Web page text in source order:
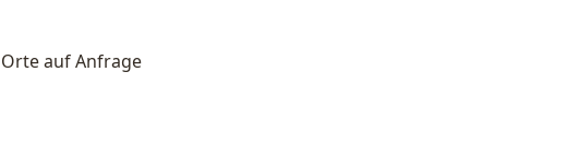
auf Anfrage